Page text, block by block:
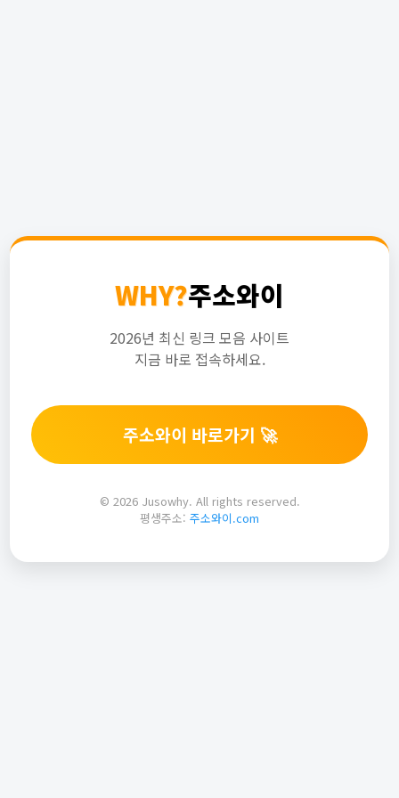
WHY?주소와이
2026년 최신 링크 모음 사이트
지금 바로 접속하세요.
주소와이 바로가기 🚀
© 2026 Jusowhy. All rights reserved.
평생주소: 주소와이.com